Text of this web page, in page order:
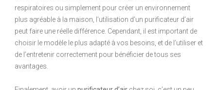
respiratoires ou simplement pour créer un environnement
plus agréable à la maison, l’utilisation d’un purificateur d’air
peut faire une réelle différence. Cependant, il est important de
choisir le modèle le plus adapté à vos besoins, et de l’utiliser et
de l’entretenir correctement pour bénéficier de tous ses
avantages.